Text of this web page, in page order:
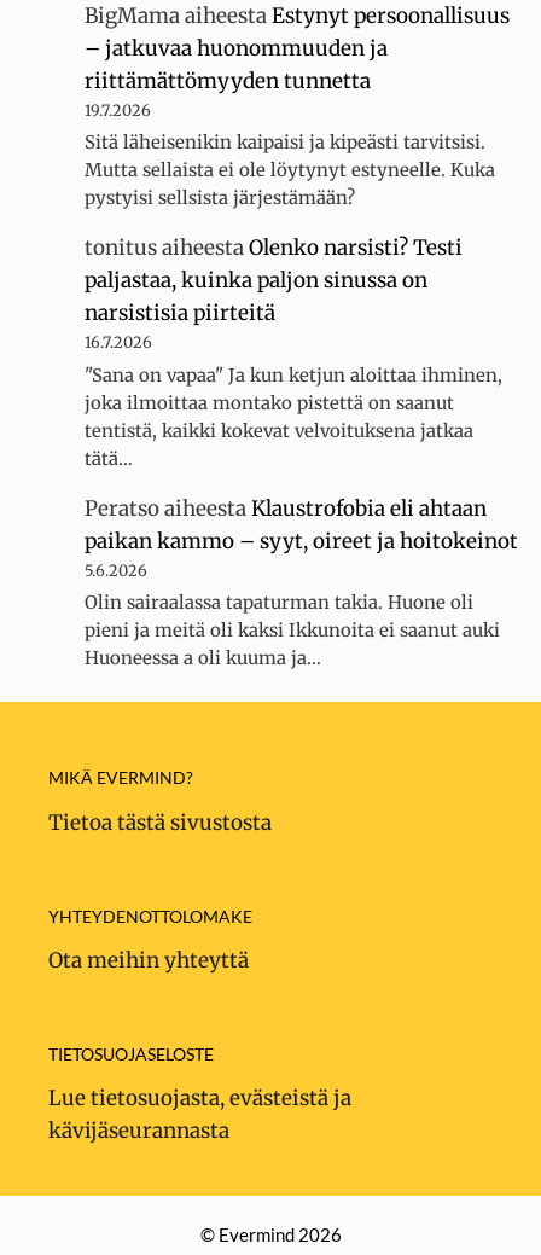
BigMamaaiheestaEstynyt persoonallisuus
– jatkuvaa huonommuuden ja
riittämättömyyden tunnetta
19.7.2026
Sitä läheisenikin kaipaisi ja kipeästi tarvitsisi.
Mutta sellaista ei ole löytynyt estyneelle. Kuka
pystyisi sellsista järjestämään?
tonitusaiheestaOlenko narsisti? Testi
paljastaa, kuinka paljon sinussa on
narsistisia piirteitä
16.7.2026
"Sana on vapaa" Ja kun ketjun aloittaa ihminen,
joka ilmoittaa montako pistettä on saanut
tentistä, kaikki kokevat velvoituksena jatkaa
tätä…
PeratsoaiheestaKlaustrofobia eli ahtaan
paikan kammo – syyt, oireet ja hoitokeinot
5.6.2026
Olin sairaalassa tapaturman takia. Huone oli
pieni ja meitä oli kaksi Ikkunoita ei saanut auki
Huoneessa a oli kuuma ja…
MIKÄ EVERMIND?
Tietoa tästä sivustosta
YHTEYDENOTTOLOMAKE
Ota meihin yhteyttä
TIETOSUOJASELOSTE
Lue tietosuojasta, evästeistä ja
kävijäseurannasta
© Evermind 2026